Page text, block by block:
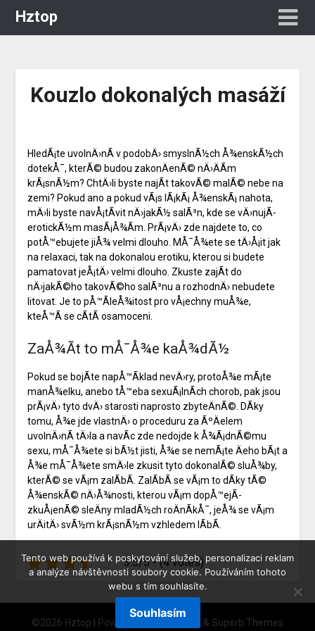
Hztop
Kouzlo dokonalých masáží
HledÃ¡te uvolnÄ›nÃ­ v podobÄ› smyslnÃ½ch Å¾enskÃ½ch
dotekÅ¯, kterÃ© budou zakonÄenÃ© nÄ›ÄÃ­m
krÃ¡snÃ½m? ChtÄ›li byste najÃ­t takovÃ© malÃ© nebe na
zemi? Pokud ano a pokud vÃ¡s lÃ¡kÃ¡ Å¾enskÃ¡ nahota,
mÄ›li byste navÅ¡tÃ­vit nÄ›jakÃ½ salÃ³n, kde se vÄ›nujÃ­
erotickÃ½m masÃ¡Å¾Ã­m . PrÃ¡vÄ› zde najdete to, co
potÅ™ebujete jiÅ¾ velmi dlouho. MÅ¯Å¾ete se tÄ›Å¡it jak
na relaxaci, tak na dokonalou erotiku, kterou si budete
pamatovat jeÅ¡tÄ› velmi dlouho. Zkuste zajÃ­t do
nÄ›jakÃ©ho takovÃ©ho salÃ³nu a rozhodnÄ› nebudete
litovat. Je to pÅ™Ã­leÅ¾itost pro vÅ¡echny muÅ¾e,
kteÅ™Ã­ se cÃ­tÃ­ osamoceni.
ZaÅ¾Ã­t to mÅ¯Å¾e kaÅ¾dÃ½
Pokud se bojÃ­te napÅ™Ã­klad nevÄ›ry, protoÅ¾e mÃ¡te
manÅ¾elku, anebo tÅ™eba sexuÃ¡lnÃ­ch chorob, pak jsou
prÃ¡vÄ› tyto dvÄ› starosti naprosto zbyteÄnÃ©. DÃ­ky
tomu, Å¾e jde vlastnÄ› o proceduru za ÃºÄelem
uvolnÄ›nÃ­ tÄ›la a navÃ­c zde nedojde k Å¾Ã¡dnÃ©mu
sexu, mÅ¯Å¾ete si bÃ½t jisti, Å¾e se nemÃ¡te Äeho bÃ¡t a
Å¾e mÅ¯Å¾ete smÄ›le zkusit tyto dokonalÃ© sluÅ¾by,
kterÃ© se vÃ¡m zalÃ­bÃ­. ZalÃ­bÃ­ se vÃ¡m to dÃ­ky tÃ©
Å¾enskÃ© nÄ›Å¾nosti, kterou vÃ¡m dopÅ™ejÃ­
zkuÅ¡enÃ© sleÄny mladÃ½ch roÄnÃ­kÅ¯, jeÅ¾ se vÃ¡m
urÄitÄ› svÃ½m krÃ¡snÃ½m vzhledem lÃ­bÃ­.
3.5/5 - (4 votes)
©2026 Hztop | Powered by & Superb Themes
Tento web používá k poskytování služeb, personalizaci reklam
a analýze návštěvnosti soubory cookie. Používáním tohoto
webu s tím souhlasíte.
Souhlasím